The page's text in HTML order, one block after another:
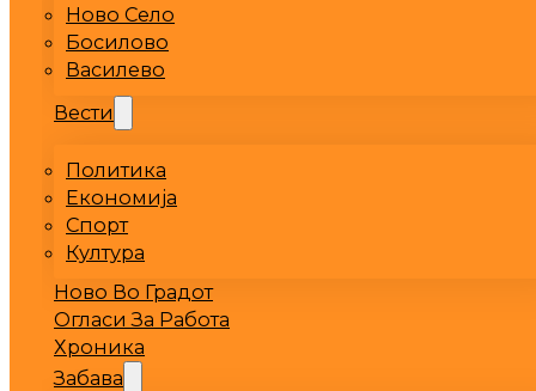
Ново Село
Босилово
Василево
Вести
Политика
Економија
Спорт
Култура
Ново Во Градот
Огласи За Работа
Хроника
Забава